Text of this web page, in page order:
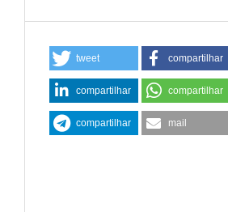
tweet compartilhar
compartilhar compartilhar
compartilhar mail